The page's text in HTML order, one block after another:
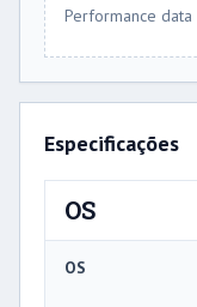
Performance
Especificações
OS
OS